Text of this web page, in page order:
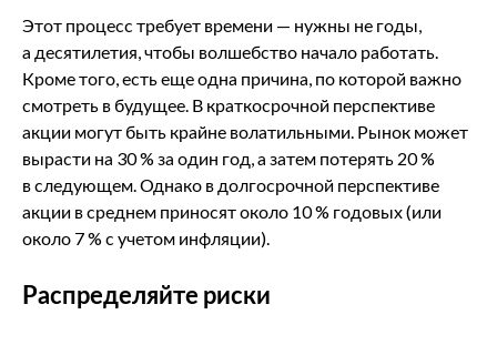
Этот процесс требует времени — нужны не годы,
а десятилетия, чтобы волшебство начало работать.
Кроме того, есть еще одна причина, по которой важно
смотреть в будущее. В краткосрочной перспективе
акции могут быть крайне волатильными. Рынок может
вырасти на 30 % за один год, а затем потерять 20 %
в следующем. Однако в долгосрочной перспективе
акции в среднем приносят около 10 % годовых (или
около 7 % с учетом инфляции).
Распределяйте риски